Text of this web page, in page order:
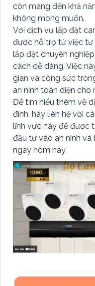
còn mang đến khả
không mong muốn.
Với dịch vụ lắp đặt
được hỗ trợ từ việc tư
lắp đặt chuyên
cách dễ dàng. Việc
gian và công sức
an ninh toàn diện cho
Để tìm hiểu thêm về
đình, hãy liên hệ với
lĩnh vực này để được
đầu tư vào an ninh và
ngay hôm nay.